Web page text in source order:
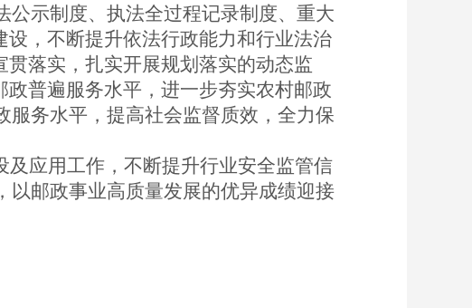
公示制度、执法全过程记录制度、重大
设，不断提升依法行政能力和行业法治
贯落实，扎实开展规划落实的动态监
政普遍服务水平， 进一步夯实农村邮政
服务水平，提高社会监督质效，全力保
及应用工作，不断提升行业安全监管信
以邮政事业高质量发展的优异成绩迎接